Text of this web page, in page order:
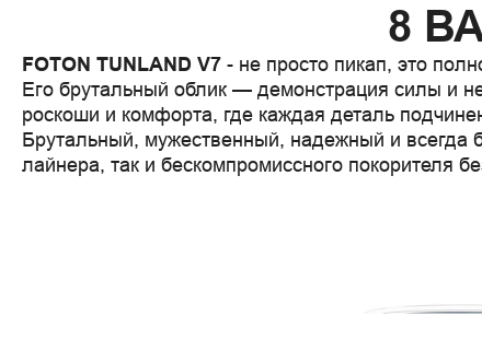
8
FOTON TUNLAND V7 - не просто пикап, это
Его брутальный облик — демонстрация силы и
роскоши и комфорта, где каждая деталь
Брутальный, мужественный, надежный и всегда
лайнера, так и бескомпромиссного покорителя